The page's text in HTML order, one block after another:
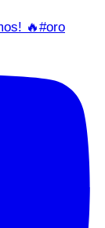
🔥#oro